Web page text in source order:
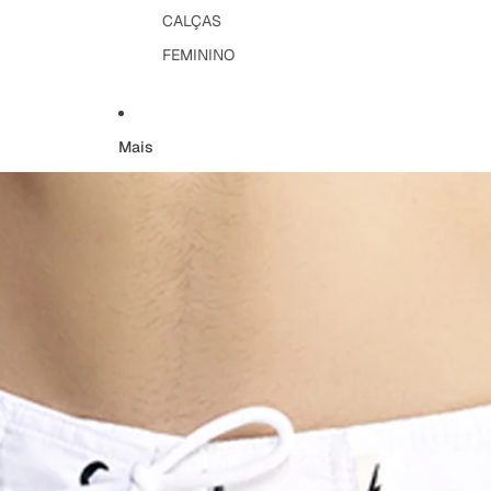
CALÇAS
FEMININO
Mais